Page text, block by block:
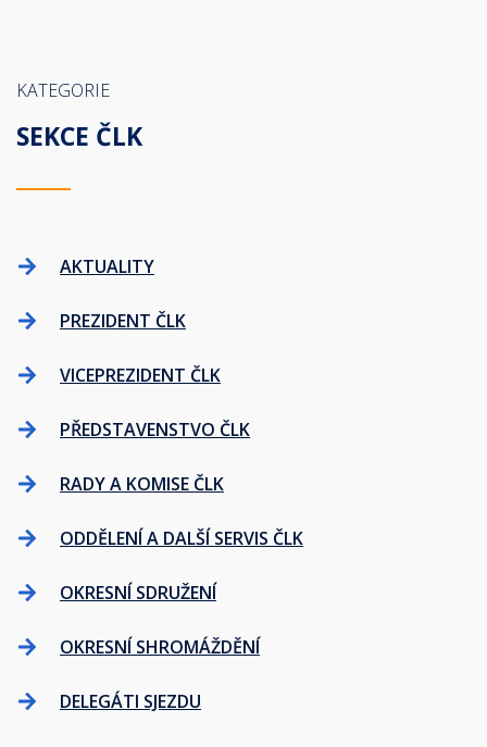
KATEGORIE
SEKCE ČLK
AKTUALITY
PREZIDENT ČLK
VICEPREZIDENT ČLK
PŘEDSTAVENSTVO ČLK
RADY A KOMISE ČLK
ODDĚLENÍ A DALŠÍ SERVIS ČLK
OKRESNÍ SDRUŽENÍ
OKRESNÍ SHROMÁŽDĚNÍ
DELEGÁTI SJEZDU